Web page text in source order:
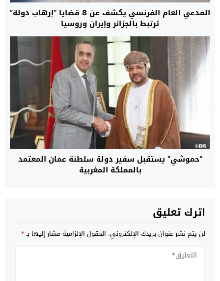
المدعي العام الفرنسي يكشف عن 8 قضايا “إرهاب دولة”
ترتبط بالجزائر وإيران وروسيا
“حموشي” يستقبل سفير دولة سلطنة عمان المعتمد
بالمملكة المغربية
اترك تعليق
لن يتم نشر عنوان بريدك الإلكتروني. الحقول الإلزامية مشار إليها بـ*